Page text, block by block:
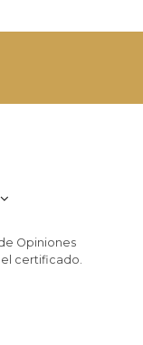
Opiniones
el certificado.